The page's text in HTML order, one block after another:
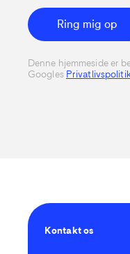
Ring mig op
Denne hjemmeside er
Googles
Kontakt os